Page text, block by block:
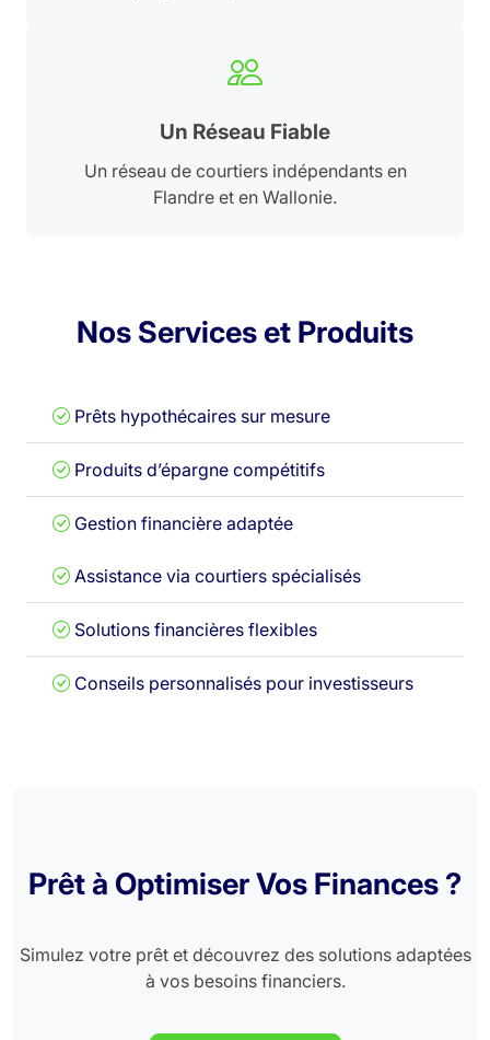
Un Réseau Fiable
Un réseau de courtiers indépendants en
Flandre et en Wallonie.
Nos Services et Produits
Prêts hypothécaires sur mesure
Produits d’épargne compétitifs
Gestion financière adaptée
Assistance via courtiers spécialisés
Solutions financières flexibles
Conseils personnalisés pour investisseurs
Prêt à Optimiser Vos Finances ?
Simulez votre prêt et découvrez des solutions adaptées
à vos besoins financiers.